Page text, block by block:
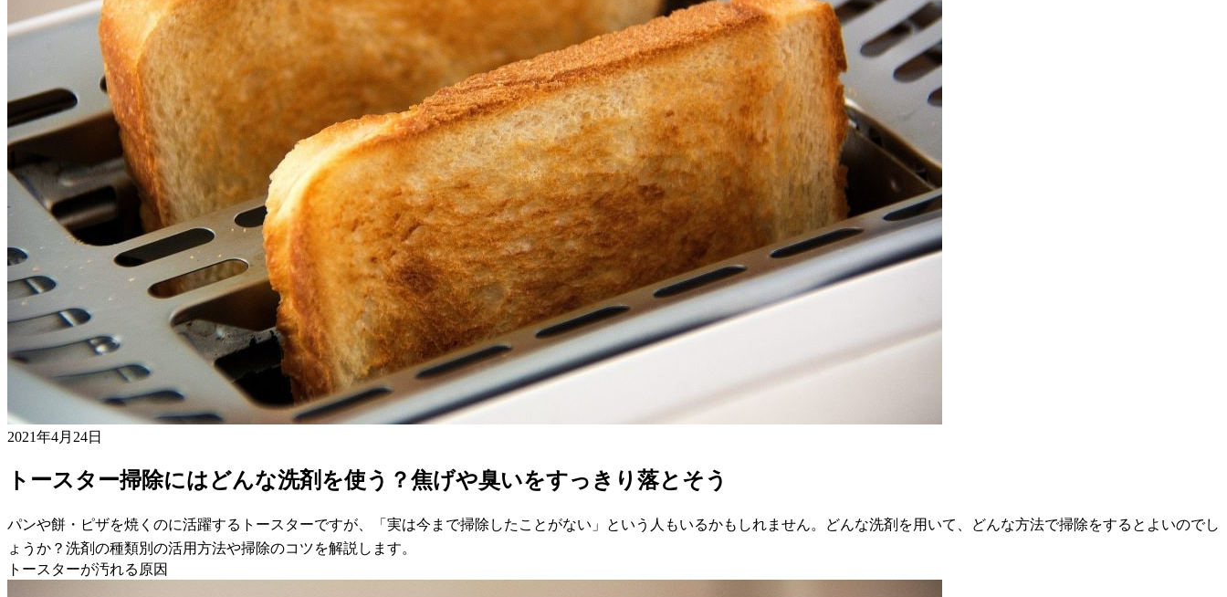
2021年4月24日
トースター掃除にはどんな洗剤を使う？焦げや臭いをすっきり落とそう
パンや餅・ピザを焼くのに活躍するトースターですが、「実は今まで掃除したことがない」という人もいるかもしれません。どんな洗剤を用いて、どんな方法で掃除をするとよいのでし
ょうか？洗剤の種類別の活用方法や掃除のコツを解説します。
トースターが汚れる原因